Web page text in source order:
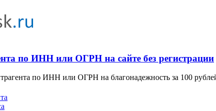
по ИНН или ОГРН на сайте без регистрации
по ИНН или ОГРН на благонадежность за 100